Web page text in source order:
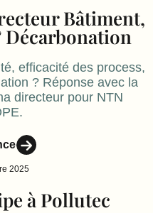
Bâtiment,
efficacité des process,
? Réponse avec la
directeur pour NTN
2025
à Pollutec